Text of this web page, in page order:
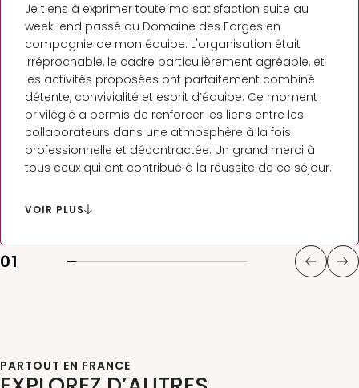
Je tiens à exprimer toute ma satisfaction suite au
week-end passé au Domaine des Forges en
compagnie de mon équipe. L'organisation était
irréprochable, le cadre particulièrement agréable, et
les activités proposées ont parfaitement combiné
détente, convivialité et esprit d’équipe. Ce moment
privilégié a permis de renforcer les liens entre les
collaborateurs dans une atmosphère à la fois
professionnelle et décontractée. Un grand merci à
tous ceux qui ont contribué à la réussite de ce séjour.
volonté de valoriser le bien-être au travail et de
VOIR PLUS
01
PARTOUT EN FRANCE